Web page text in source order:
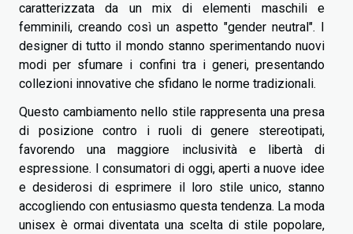
caratterizzata da un mix di elementi maschili e
femminili, creando così un aspetto "gender neutral". I
designer di tutto il mondo stanno sperimentando nuovi
modi per sfumare i confini tra i generi, presentando
collezioni innovative che sfidano le norme tradizionali.
Questo cambiamento nello stile rappresenta una presa
di posizione contro i ruoli di genere stereotipati,
favorendo una maggiore inclusività e libertà di
espressione. I consumatori di oggi, aperti a nuove idee
e desiderosi di esprimere il loro stile unico, stanno
accogliendo con entusiasmo questa tendenza. La moda
unisex è ormai diventata una scelta di stile popolare,